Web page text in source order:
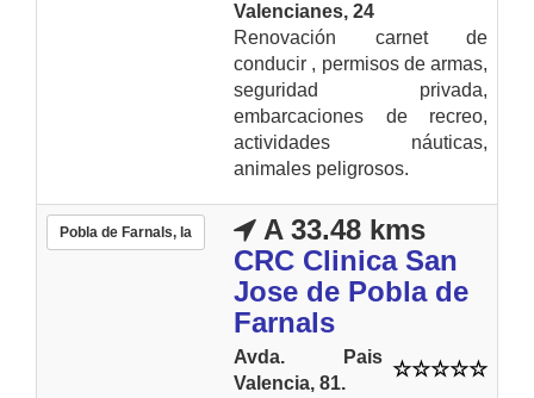
Valencianes, 24
Renovación carnet de
conducir , permisos de armas,
seguridad privada,
embarcaciones de recreo,
actividades náuticas,
animales peligrosos.
Pobla de Farnals, la
A 33.48 kms
CRC Clinica San
Jose de Pobla de
Farnals
Avda. Pais
Valencia, 81.